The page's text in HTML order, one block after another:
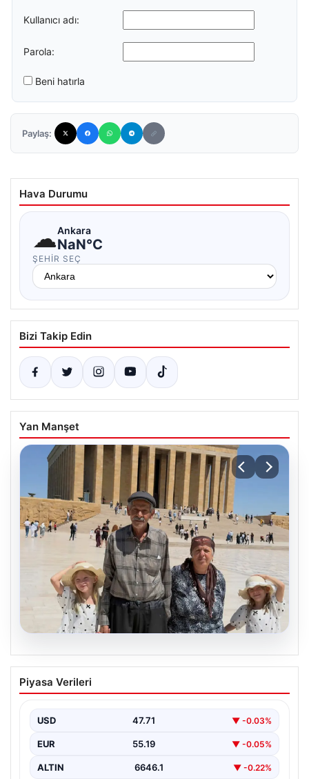
Kullanıcı adı:
Parola:
Beni hatırla
Paylaş:
Hava Durumu
☁Ankara
NaN°C
ŞEHIR SEÇ
Bizi Takip Edin
Yan Manşet
08.08.2026
34 Yıl Sonra Tüp Bebek Başarısı
Yaşayan Doğan Ailesi’ne Bakanlıktan
Uzun yıllardır çocuk özlemi çeken Adıyamanlı Doğan
Piyasa Verileri
USD 47.71 ▼ -0.03%
EUR 55.19 ▼ -0.05%
ALTIN 6646.1 ▼ -0.22%